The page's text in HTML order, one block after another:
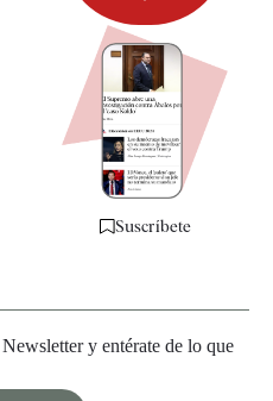
Suscríbete
y entérate de lo que